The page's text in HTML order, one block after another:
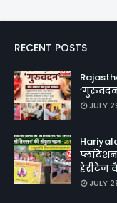
RECENT POSTS
JULY
हेरीटेज
JULY